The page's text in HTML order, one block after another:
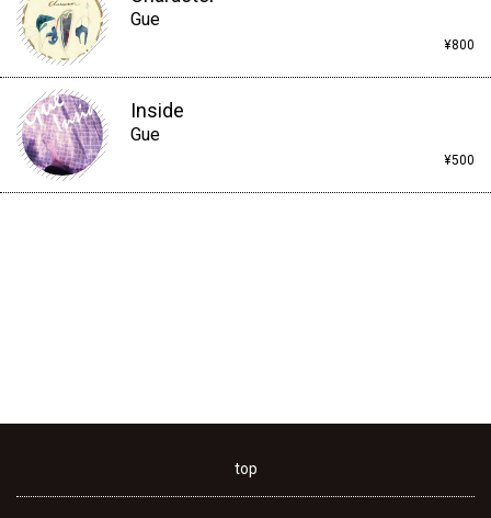
Gue
¥800
Inside
Gue
¥500
top